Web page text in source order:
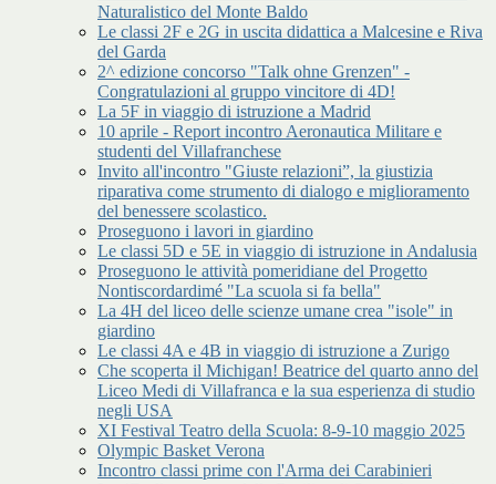
Naturalistico del Monte Baldo
Le classi 2F e 2G in uscita didattica a Malcesine e Riva
del Garda
2^ edizione concorso "Talk ohne Grenzen" -
Congratulazioni al gruppo vincitore di 4D!
La 5F in viaggio di istruzione a Madrid
10 aprile - Report incontro Aeronautica Militare e
studenti del Villafranchese
Invito all'incontro "Giuste relazioni”, la giustizia
riparativa come strumento di dialogo e miglioramento
del benessere scolastico.
Proseguono i lavori in giardino
Le classi 5D e 5E in viaggio di istruzione in Andalusia
Proseguono le attività pomeridiane del Progetto
Nontiscordardimé "La scuola si fa bella"
La 4H del liceo delle scienze umane crea "isole" in
giardino
Le classi 4A e 4B in viaggio di istruzione a Zurigo
Che scoperta il Michigan! Beatrice del quarto anno del
Liceo Medi di Villafranca e la sua esperienza di studio
negli USA
XI Festival Teatro della Scuola: 8-9-10 maggio 2025
Olympic Basket Verona
Incontro classi prime con l'Arma dei Carabinieri